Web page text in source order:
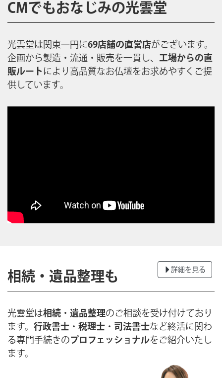
CMでもおなじみの光雲堂
光雲堂は関東一円に69店舗の直営店がございます。
企画から製造・流通・販売を一貫し、 工場からの直
販ルート により高品質なお仏壇をお求めやすくご提
供しています。
相続・遺品整理も 詳細を見る
光雲堂は相続 ・ 遺品整理のご相談を受け付けており
ます。 行政書士 ・ 税理士 ・ 司法書士など終活に関わ
る専門手続きのプロフェッショナルをご紹介いたし
ます。